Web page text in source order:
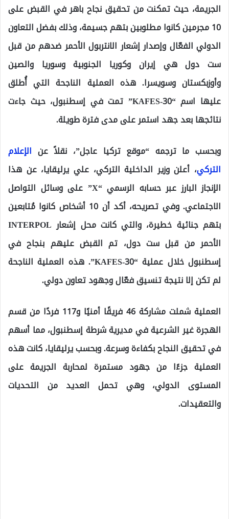
الجريمة، حيث تمكنت من تحقيق نجاح باهر في القبض على
10 مجرمين كانوا مطلوبين بتهم جسيمة، وذلك بفضل التعاون
الدولي الفعّال وإصدار إشعار الانتربول الأحمر ضدهم من قبل
ست دول هي إيران وكوريا الجنوبية وسوريا والصين
وأوزبكستان وسويسرا. هذه العملية الناجحة التي أُطلق
عليها اسم “KAFES-30” تمت في إسطنبول، حيث جاءت
نتائجها بعد جهد استمر على مدى فترة طويلة.
وبحسب ما ترجمه “موقع تركيا عاجل”، نقلاً عن الإعلام
التركي، أعلن وزير الداخلية التركي، علي يرليقايا، عن هذا
الإنجاز البارز عبر حسابه الرسمي “X” على وسائل التواصل
الاجتماعي. وفي تصريحه، أكد أن 10 أشخاص كانوا مُتابعين
بتهم جنائية خطيرة، والتي كانت محل إشعار INTERPOL
الأحمر من قبل ست دول، تم القبض عليهم بنجاح في
إسطنبول خلال عملية “KAFES-30”. هذه العملية الناجحة
لم تكن إلا نتيجة تنسيق فعّال وجهود تعاون دولي.
العملية شملت مشاركة 46 فريقًا أمنيًا و117 فردًا من قسم
الهجرة غير الشرعية في مديرية شرطة إسطنبول، مما أسهم
في تحقيق النجاح بكفاءة وسرعة. وبحسب يرليقايا، كانت هذه
العملية جزءًا من جهود مستمرة لمحاربة الجريمة على
المستوى الدولي، وهي تحمل العديد من التحديات
والتعقيدات.